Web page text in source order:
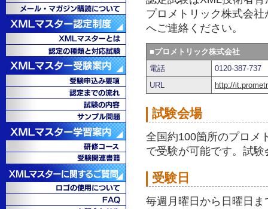
プロメトリック株式会
へご連絡ください。
■プロメトリック株式会社
電話
0120-387-737
URL
http://
試験会場
全国約100箇所のプロメ
で受験が可能です。試
受験日
毎週月曜日から日曜日